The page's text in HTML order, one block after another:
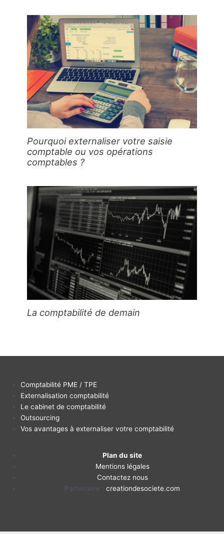
Pourquoi externaliser votre saisie
comptable ou vos opérations
comptables ?
La comptabilité de demain
Comptabilité PME / TPE
Externalisation comptabilité
Le cabinet de comptabilité
Outsourcing
Vos avantages à externaliser votre comptabilité
Plan du site
Mentions légales
Contactez nous
:creationdesociete.com